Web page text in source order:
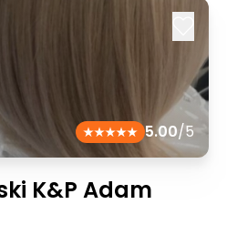
5.00/5
K&P Adam